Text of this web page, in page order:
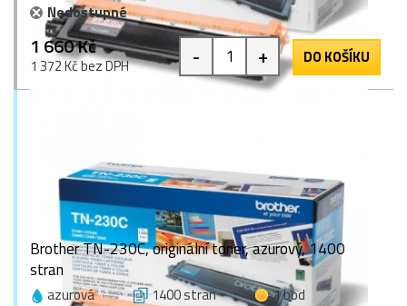
Nedostupné
1 660 Kč
1 372 Kč bez DPH - + DO KOŠÍKU
Brother TN-230C, originální toner, azurový, 1400
stran
azurová 1400 stran
1 bod